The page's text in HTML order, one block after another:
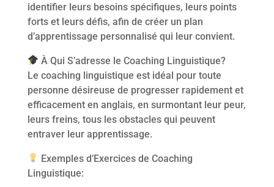
identifier leurs besoins spécifiques, leurs points
forts et leurs défis, afin de créer un plan
d’apprentissage personnalisé qui leur convient.
À Qui S’adresse le Coaching Linguistique?
Le coaching linguistique est idéal pour toute
personne désireuse de progresser rapidement et
efficacement en anglais, en surmontant leur peur,
leurs freins, tous les obstacles qui peuvent
entraver leur apprentissage.
Exemples d’Exercices de Coaching
Linguistique: